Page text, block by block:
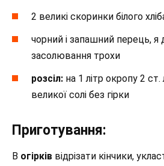
2 великі скоринки білого
чорний і запашний перець,
засолювання трохи
розсіл: на 1 літр окропу 2
великої солі без гірки
Приготування:
В огірків відрізати кінчики,